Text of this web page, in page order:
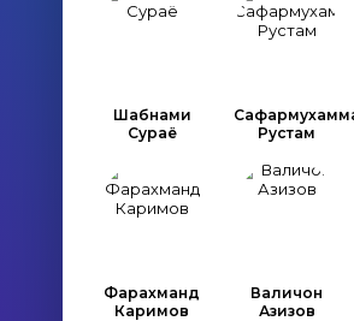
Шабнами
Сураё
Рустам
Фарахманд
Каримов
Валичон
Азизов